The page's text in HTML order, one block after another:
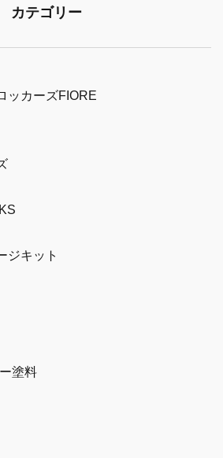
カテゴリー
ッカーズFIORE
ジキット
塗料